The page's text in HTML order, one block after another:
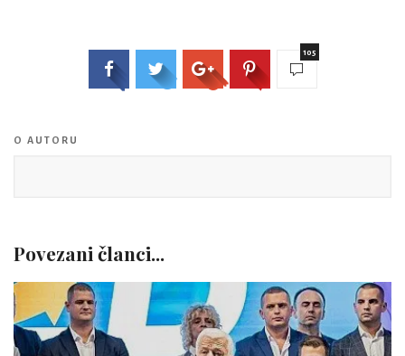
105
O AUTORU
Povezani članci...